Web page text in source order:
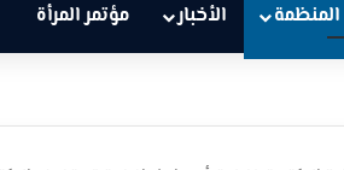
الأخبار مؤتمر المرأة